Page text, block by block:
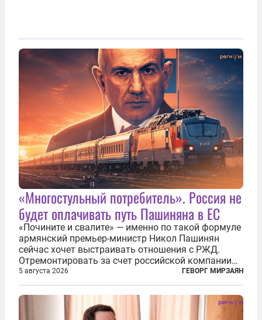
«Многостульный потребитель». Россия не
будет оплачивать путь Пашиняна в ЕС
«Почините и свалите» — именно по такой формуле
армянский премьер-министр Никол Пашинян
сейчас хочет выстраивать отношения с РЖД.
Отремонтировать за счет российской компании
железнодорожную инфраструктуру в районе
прохождения TRIPP (коридора, который должен
связать Азербайджан и Турцию через...
5 августа 2026 ГЕВОРГ МИРЗАЯН